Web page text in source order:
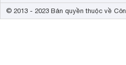
© 2013 - 2023 Bản quyền thuộc về